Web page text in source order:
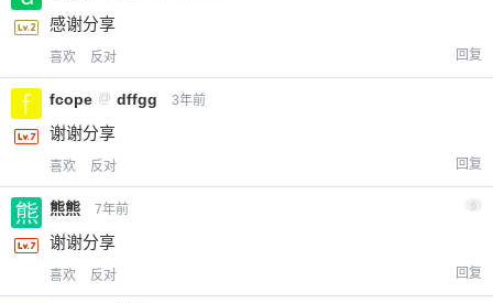
感谢分享
喜欢 反对 回复
fcope @ dffgg 3年前
谢谢分享
喜欢 反对 回复
熊熊 7年前
谢谢分享
喜欢 反对 回复